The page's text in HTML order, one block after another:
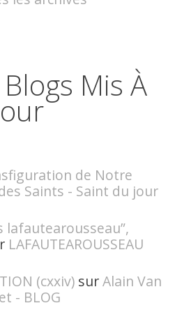
Mis À
de Notre
Saints - Saint du jour
lafautearousseau”,
LAFAUTEAROUSSEAU
(cxxiv)surAlain Van
- BLOG